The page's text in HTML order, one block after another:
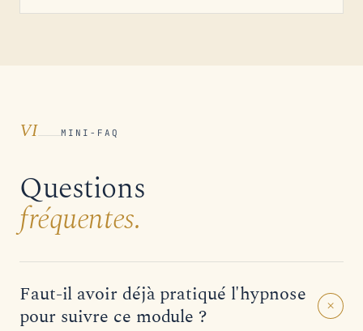
VI MINI-FAQ
Questions
fréquentes.
Faut-il avoir déjà pratiqué l'hypnose
pour suivre ce module ?
+